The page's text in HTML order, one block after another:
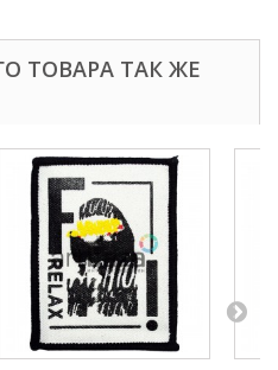
ТОВАРА ТАК ЖЕ